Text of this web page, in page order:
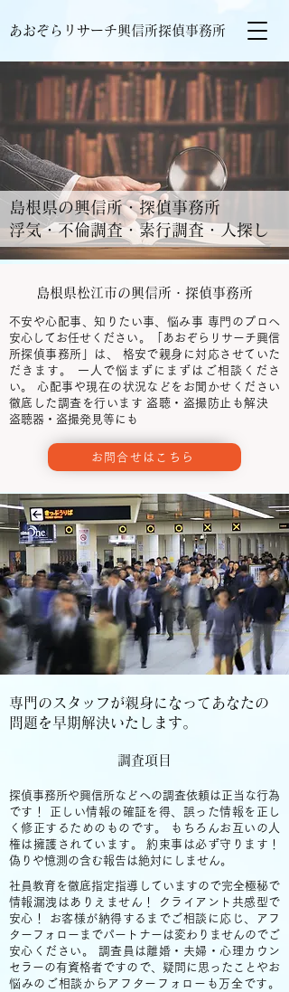
あおぞらリサーチ興信所探偵事務所
島根県の興信所・探偵事務所
浮気・不倫調査・素行調査・人探し
島根県松江市の興信所・探偵事務所
不安や心配事、知りたい事、悩み事 専門のプロへ
安心してお任せください。「あおぞらリサーチ興信
所探偵事務所」は、 格安で親身に対応させていた
だきます。 一人で悩まずにまずはご相談くださ
い。 心配事や現在の状況などをお聞かせください
徹底した調査を行います 盗聴・盗撮防止も解決
盗聴器・盗撮発見等にも
お問合せはこちら
専門のスタッフが親身になってあなたの
問題を早期解決いたします。
調査項目
探偵事務所や興信所などへの調査依頼は正当な行為
です！ 正しい情報の確証を得、誤った情報を正し
く修正するためのものです。 もちろんお互いの人
権は擁護されています。 約束事は必ず守ります！
偽りや憶測の含む報告は絶対にしません。
社員教育を徹底指定指導していますので完全極秘で
情報漏洩はありえません！ クライアント共感型で
安心！ お客様が納得するまでご相談に応じ、アフ
ターフォローまでパートナーは変わりませんのでご
安心ください。 調査員は離婚・夫婦・心理カウン
セラーの有資格者ですので、疑問に思ったことやお
悩みのご相談からアフターフォローも万全です。